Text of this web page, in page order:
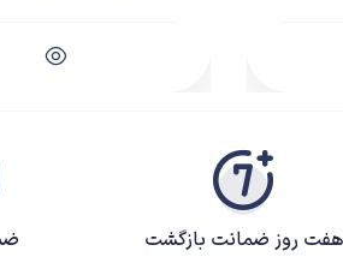
هفت روز ضمانت بازگشت